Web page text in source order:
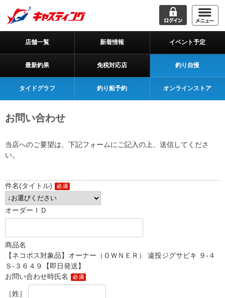
店舗一覧 新着情報 イベント予定
最新釣果 免税対応店 釣り自慢
タイドグラフ 釣り船予約 オンラインストア
お問い合わせ
当店へのご要望は、下記フォームにご記入の上、送信してくださ
い。
件名(タイトル)
オーダーＩＤ
商品名
【ネコポス対象品】オーナー（ＯＷＮＥＲ） 遠投ジグサビキ ９-４
Ｓ-３６４９【即日発送】
お問い合わせ時氏名
［姓］